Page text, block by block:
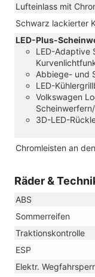
Lufteinlass mit
Schwarz lackierter
LED-Plus-
LED-Adaptive
Abbiege- und
LED-
Volkswagen
3D-LED-
Chromleisten an
Räder &
ABS
Sommerreifen
Traktionskontrolle
ESP
Elektr.